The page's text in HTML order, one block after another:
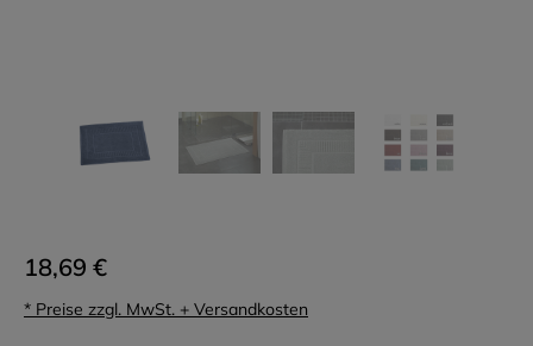
18,69 €
* Preise zzgl. MwSt. + Versandkosten